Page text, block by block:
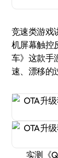
竞速类游戏
机屏幕触控
车》这款手
速、漂移的
实测《